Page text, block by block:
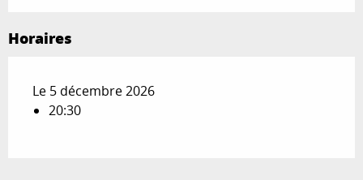
Horaires
Le 5 décembre 2026
20:30